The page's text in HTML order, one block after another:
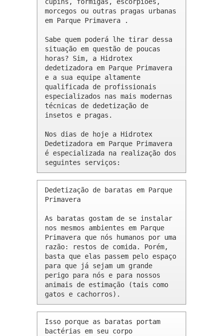
morcegos ou outras pragas urbanas
em Parque Primavera .
Sabe quem poderá lhe tirar dessa
situação em questão de poucas
horas? Sim, a Hidrotex
dedetizadora em Parque Primavera
e a sua equipe altamente
qualificada de profissionais
especializados nas mais modernas
técnicas de dedetização de
insetos e pragas.
Nos dias de hoje a Hidrotex
Dedetizadora em Parque Primavera
é especializada na realização dos
seguintes serviços:
Dedetização de baratas em Parque
Primavera
As baratas gostam de se instalar
nos mesmos ambientes em Parque
Primavera que nós humanos por uma
razão: restos de comida. Porém,
basta que elas passem pelo espaço
para que já sejam um grande
perigo para nós e para nossos
animais de estimação (tais como
gatos e cachorros).
Isso porque as baratas portam
bactérias em seu corpo